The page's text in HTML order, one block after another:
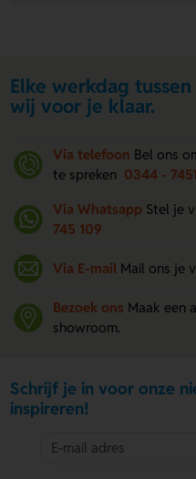
Elke werkdag
wij voor je klaar.
Via telefoon Bel ons
te spreken 0344 -
Via Whatsapp Stel je
745 109
Via E-mail Mail ons je
Bezoek ons Maak een
showroom.
Schrijf je in voor onze
inspireren!